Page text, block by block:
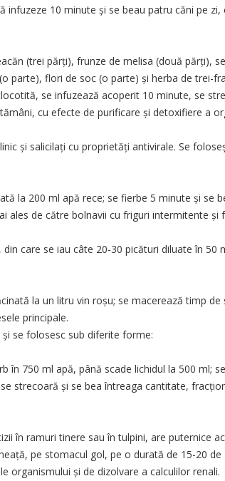
infuzeze 10 minute și se beau patru căni pe zi,
(trei părți), frunze de melisa (două părți),
parte), flori de soc (o parte) și herba de trei-
se infuzează acoperit 10 minute, se
cu efecte de purificare și detoxifiere a
și salicilați cu proprietăți antivirale. Se
la 200 ml apă rece; se fierbe 5 minute și se
ales de către bolnavii cu friguri intermitente și
care se iau câte 20-30 picături diluate în 50
la un litru vin roșu; se macerează timp de
principale.
se folosesc sub diferite forme:
în 750 ml apă, până scade lichidul la 500 ml;
strecoară și se bea întreaga cantitate,
în ramuri tinere sau în tulpini, are puternice
pe stomacul gol, pe o durată de 15-20 de
organismului și de dizolvare a calculilor renali.